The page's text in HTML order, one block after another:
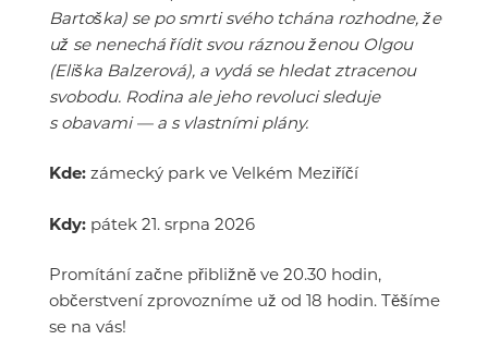
Bartoška) se po smrti svého tchána rozhodne, že
už se nenechá řídit svou ráznou ženou Olgou
(Eliška Balzerová), a vydá se hledat ztracenou
svobodu. Rodina ale jeho revoluci sleduje
s obavami — a s vlastními plány.
Kde: zámecký park ve Velkém Meziříčí
Kdy: pátek 21. srpna 2026
Promítání začne přibližně ve 20.30 hodin,
občerstvení zprovozníme už od 18 hodin. Těšíme
se na vás!